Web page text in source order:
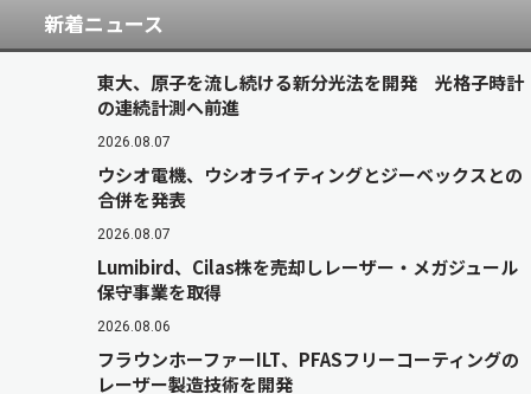
新着ニュース
東大、原子を流し続ける新分光法を開発 光格子時計
の連続計測へ前進
2026.08.07
ウシオ電機、ウシオライティングとジーベックスとの
合併を発表
2026.08.07
Lumibird、Cilas株を売却しレーザー・メガジュール
保守事業を取得
2026.08.06
フラウンホーファーILT、PFASフリーコーティングの
レーザー製造技術を開発